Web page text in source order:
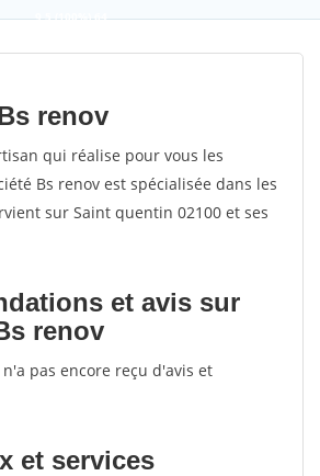
9,5(100%)64
votes
renov
qui réalise pour vous les
Bs renov est spécialisée dans les
sur Saint quentin 02100 et ses
et avis sur
renov
pas encore reçu d'avis et
et services